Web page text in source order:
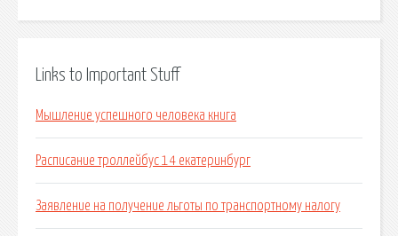
Links to Important Stuff
Мышление успешного человека книга
Расписание троллейбус 14 екатеринбург
Заявление на получение льготы по транспортному налогу